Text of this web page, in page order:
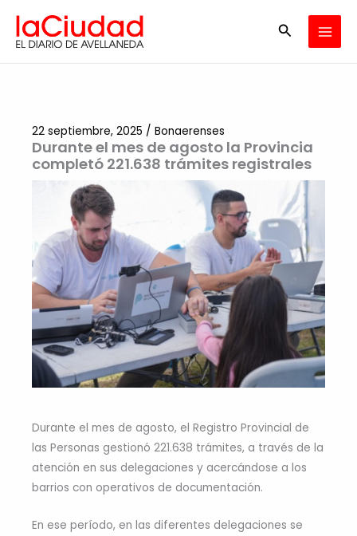
contenido
Buscar
Durante el mes de agosto la Provincia
completó 221.638 trámites registrales
22 septiembre, 2025 / Bonaerenses
Durante el mes de agosto, el Registro Provincial de
las Personas gestionó 221.638 trámites, a través de la
atención en sus delegaciones y acercándose a los
barrios con operativos de documentación.
En ese período, en las diferentes delegaciones se